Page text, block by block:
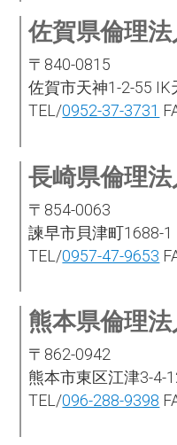
佐賀県倫理
〒840-0815
佐賀市天神1-2-55
TEL/0952-37-3731
長崎県倫理
〒854-0063
諫早市貝津町1688-1
TEL/0957-47-9653
熊本県倫理
〒862-0942
熊本市東区江津3-4-
TEL/096-288-9398